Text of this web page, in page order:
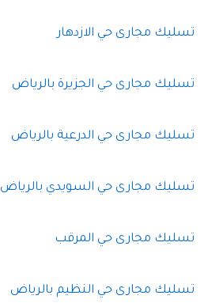
تسليك مجارى حي الازدهار
تسليك مجارى حي الجزيرة بالرياض
تسليك مجارى حي الدرعية بالرياض
تسليك مجارى حي السويدي بالرياض
تسليك مجارى حي المرقب
تسليك مجارى حي النظيم بالرياض